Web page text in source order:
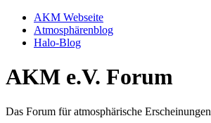
AKM Webseite
Atmosphärenblog
Halo-Blog
AKM e.V. Forum
Das Forum für atmosphärische Erscheinungen